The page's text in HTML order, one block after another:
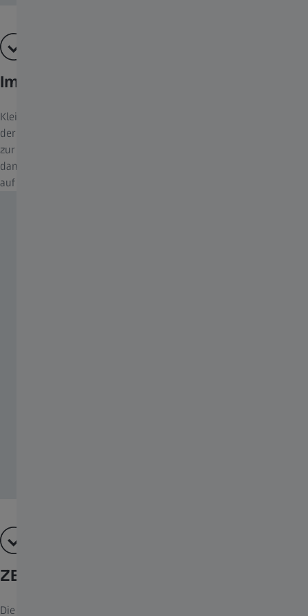
Immer dabei
Klein, leicht und sportlich – Sie haben die kompakten Monos in
der Natur, auf Konzerten oder bei Sportveranstaltungen immer
zur Hand. Sie bringen Details blitzschnell auf Armeslänge heran,
damit Ihnen kein Detail entgeht. Eine Dioptrienverstellung ist bis
auf +|- 4 Dioptrien möglich.
ZEISS T* Coating
Die ZEISS T*-Mehrschichtvergütung garantiert brillante,